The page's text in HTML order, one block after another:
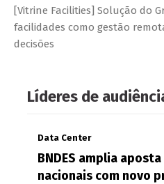
[Vitrine Facilities] Solução do
facilidades como gestão
decisões
Líderes de
Data Center
BNDES amplia
nacionais com novo